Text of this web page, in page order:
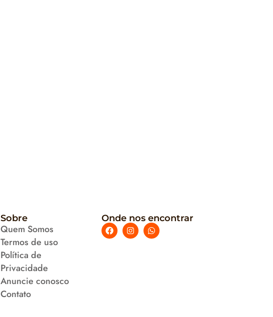
Sobre
Quem Somos
Termos de uso
Política de
Privacidade
Anuncie conosco
Contato
Onde nos encontrar